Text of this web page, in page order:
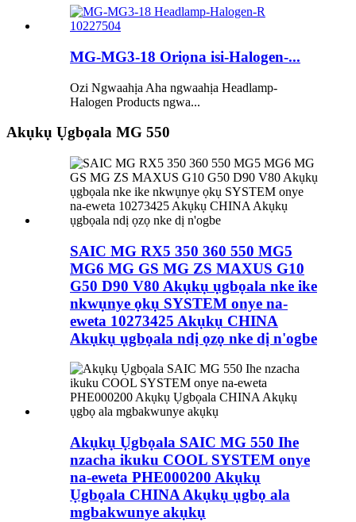
MG-MG3-18 Oriọna isi-Halogen-...
Ozi Ngwaahịa Aha ngwaahịa Headlamp-
Halogen Products ngwa...
Akụkụ Ụgbọala MG 550
SAIC MG RX5 350 360 550 MG5
MG6 MG GS MG ZS MAXUS G10
G50 D90 V80 Akụkụ ụgbọala nke ike
nkwụnye ọkụ SYSTEM onye na-
eweta 10273425 Akụkụ CHINA
Akụkụ ụgbọala ndị ọzọ nke dị n'ogbe
Akụkụ Ụgbọala SAIC MG 550 Ihe
nzacha ikuku COOL SYSTEM onye
na-eweta PHE000200 Akụkụ
Ụgbọala CHINA Akụkụ ụgbọ ala
mgbakwunye akụkụ